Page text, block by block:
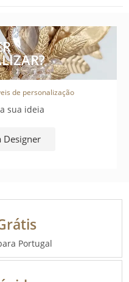
de personalização
sua ideia
Designer
Portugal